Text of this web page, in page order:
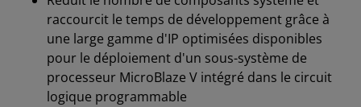
raccourcit le temps de développement grâce à
une large gamme d'IP optimisées disponibles
pour le déploiement d'un sous-système de
processeur MicroBlaze V intégré dans le circuit
logique programmable